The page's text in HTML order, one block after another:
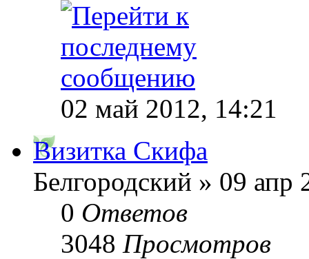
02 май 2012, 14:21
Визитка Скифа
Белгородский » 09 апр
0 Ответов
3048 Просмотров